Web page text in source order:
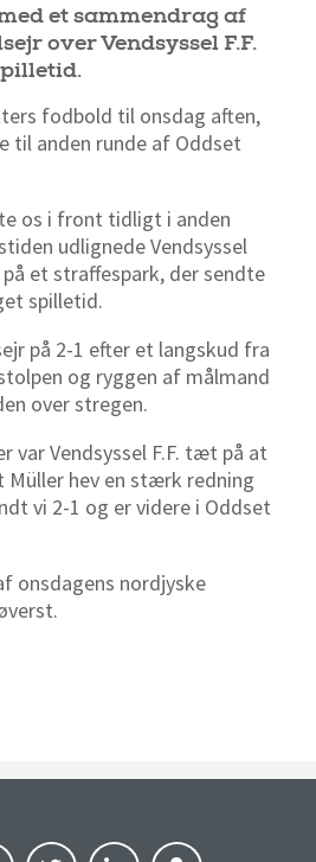
et sammendrag af
over Vendsyssel F.F.
fodbold til onsdag aften,
til anden runde af Oddset
os i front tidligt i anden
udlignede Vendsyssel
på et straffespark, der sendte
spilletid.
på 2-1 efter et langskud fra
og ryggen af målmand
over stregen.
var Vendsyssel F.F. tæt på at
Müller hev en stærk redning
vi 2-1 og er videre i Oddset
onsdagens nordjyske